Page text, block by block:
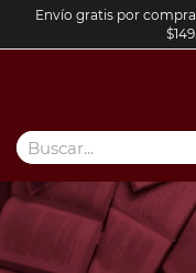
Envío gratis por